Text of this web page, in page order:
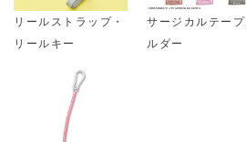
リールストラップ・
リールキー
サージカルテープ
ルダー